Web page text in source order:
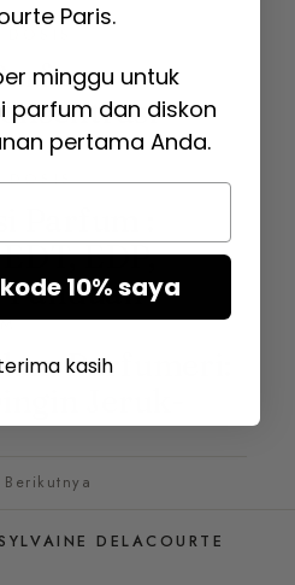
:
DOSIS
Parfum :
EDP,
Panduan
Parfumeri:
Berikutnya
DELACOURTE
Paris.
minggu untuk
parfum dan diskon
pertama Anda.
10% saya
kasih